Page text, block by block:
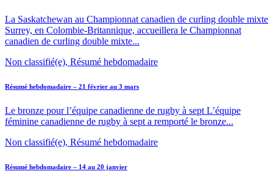
La Saskatchewan au Championnat canadien de curling double mixte
Surrey, en Colombie-Britannique, accueillera le Championnat
canadien de curling double mixte...
Non classifié(e), Résumé hebdomadaire
Résumé hebdomadaire – 21 février au 3 mars
Le bronze pour l’équipe canadienne de rugby à sept L’équipe
féminine canadienne de rugby à sept a remporté le bronze...
Non classifié(e), Résumé hebdomadaire
Résumé hebdomadaire – 14 au 20 janvier